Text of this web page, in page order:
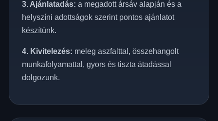
3. Ajánlatadás: a megadott ársáv alapján és a
helyszíni adottságok szerint pontos ajánlatot
készítünk.
4. Kivitelezés: meleg aszfalttal, összehangolt
munkafolyamattal, gyors és tiszta átadással
dolgozunk.